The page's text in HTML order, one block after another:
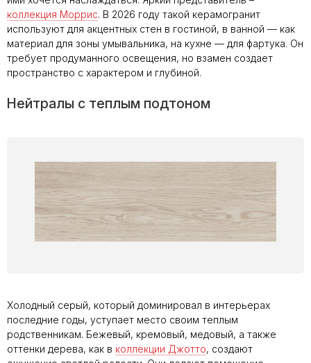
коллекция Моррис. В 2026 году такой керамогранит
используют для акцентных стен в гостиной, в ванной — как
материал для зоны умывальника, на кухне — для фартука. Он
требует продуманного освещения, но взамен создает
пространство с характером и глубиной.
Нейтралы с теплым подтоном
Холодный серый, который доминировал в интерьерах
последние годы, уступает место своим теплым
родственникам. Бежевый, кремовый, медовый, а также
оттенки дерева, как в коллекции Джотто, создают